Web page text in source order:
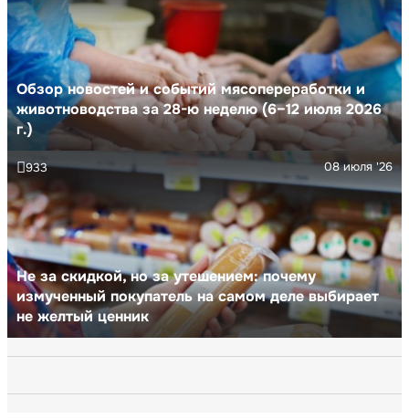
Обзор новостей и событий мясопереработки и
животноводства за 28-ю неделю (6–12 июля 2026
г.)
Не за скидкой, но за утешением: почему
измученный покупатель на самом деле выбирает
не желтый ценник
08 июля '26
933